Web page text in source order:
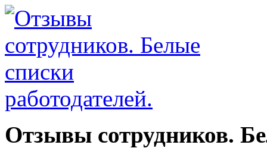
Отзывы сотрудников.